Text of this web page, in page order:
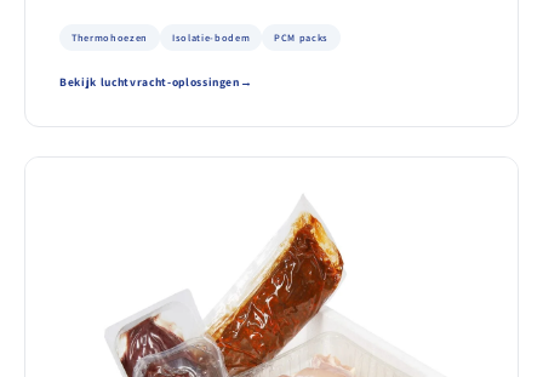
Thermohoezen Isolatie-bodem PCM packs
Bekijk luchtvracht-oplossingen